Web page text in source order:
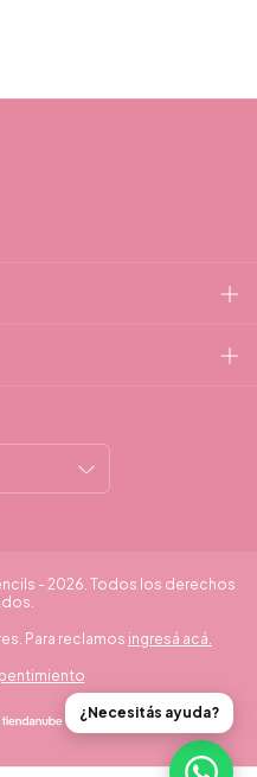
- 2026. Todos los derechos
Para reclamos ingresá acá.
¿Necesitás ayuda?